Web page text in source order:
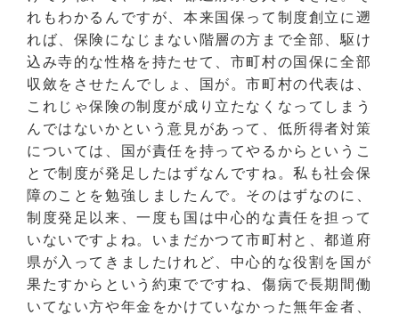
れもわかるんですが、本来国保って制度創立に遡
れば、保険になじまない階層の方まで全部、駆け
込み寺的な性格を持たせて、市町村の国保に全部
収斂をさせたんでしょ、国が。市町村の代表は、
これじゃ保険の制度が成り立たなくなってしまう
んではないかという意見があって、低所得者対策
については、国が責任を持ってやるからというこ
とで制度が発足したはずなんですね。私も社会保
障のことを勉強しましたんで。そのはずなのに、
制度発足以来、一度も国は中心的な責任を担って
いないですよね。いまだかつて市町村と、都道府
県が入ってきましたけれど、中心的な役割を国が
果たすからという約束でですね、傷病で長期間働
いてない方や年金をかけていなかった無年金者、